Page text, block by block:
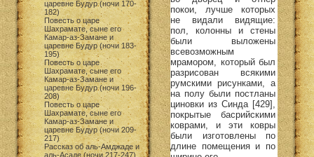
царевне Будур (ночи 170-
182)
Повесть о царе
Шахрамате, сыне его
Камар-аз-Замане и
царевне Будур (ночи 183-
195)
Повесть о царе
Шахрамате, сыне его
Камар-аз-Замане и
царевне Будур (ночи 196-
208)
Повесть о царе
Шахрамате, сыне его
Камар-аз-Замане и
царевне Будур (ночи 209-
217)
Рассказ об аль-Амджаде и
аль-Асаде (ночи 217-247)
покои, лучше которых
не видали видящие:
пол, колонны и стены
были выложены
всевозможным
мрамором, который был
разрисован всякими
румскими рисунками, а
на полу были постланы
циновки из Синда [429],
покрытые басрийскими
коврами, и эти ковры
были изготовлены по
длине помещения и по